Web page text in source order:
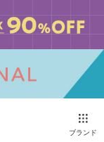
ブランド